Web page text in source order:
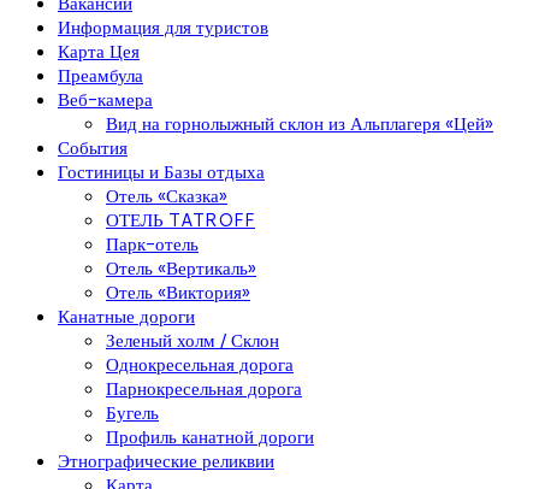
Информация для туристов
Карта Цея
Преамбула
Веб-камера
Вид на горнолыжный склон из Альплагеря «Цей»
События
Гостиницы и Базы отдыха
Отель «Сказка»
ОТЕЛЬ TATROFF
Парк-отель
Отель «Вертикаль»
Отель «Виктория»
Канатные дороги
Зеленый холм / Склон
Однокресельная дорога
Парнокресельная дорога
Бугель
Профиль канатной дороги
Этнографические реликвии